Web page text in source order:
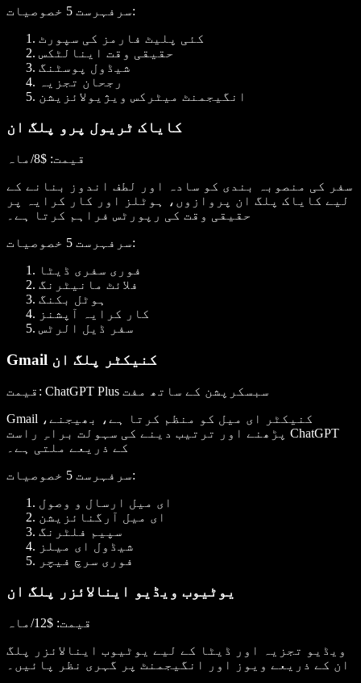
سرفہرست 5 خصوصیات:
کئی پلیٹ فارمز کی سپورٹ
حقیقی وقت اینالٹکس
شیڈول پوسٹنگ
رجحان تجزیہ
انگیجمنٹ میٹرکس ویژیولائزیشن
کایاک ٹریول پرو پلگ ان
قیمت: $8/ماہ
سفر کی منصوبہ بندی کو سادہ اور لطف اندوز بنانے کے
لیے کایاک پلگ ان پروازوں، ہوٹلز اور کار کرایہ پر
حقیقی وقت کی رپورٹس فراہم کرتا ہے۔
سرفہرست 5 خصوصیات:
فوری سفری ڈیٹا
فلائٹ مانیٹرنگ
ہوٹل بکنگ
کار کرایہ آپشنز
سفر ڈیل الرٹس
Gmail کنیکٹر پلگ ان
قیمت
: ChatGPT Plus سبسکرپشن کے ساتھ مفت
Gmail کنیکٹر ای میل کو منظم کرتا ہے، بھیجنے،
پڑھنے اور ترتیب دینے کی سہولت براہِ راست ChatGPT
کے ذریعے ملتی ہے۔
سرفہرست 5 خصوصیات:
ای میل ارسال و وصول
ای میل آرگنائزیشن
سپیم فلٹرنگ
شیڈول ای میلز
فوری سرچ فیچر
یوٹیوب ویڈیو اینالائزر پلگ ان
قیمت: $12/ماہ
ویڈیو تجزیہ اور ڈیٹا کے لیے یوٹیوب اینالائزر پلگ
ان کے ذریعے ویوز اور انگیجمنٹ پر گہری نظر پائیں۔